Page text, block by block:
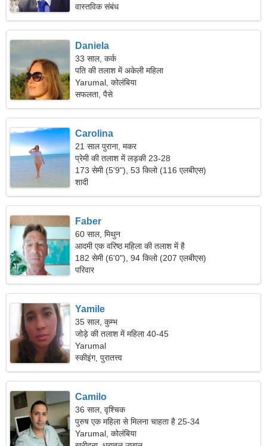
वास्तविक संबंध
Daniela
33 साल, कर्क
पति की तलाश में अकेली महिला
Yarumal, कोलंबिया
सफलता, पैसे
Carolina
21 साल पुराना, मकर
प्रेमी की तलाश में लड़की 23-28
173 सेमी (5'9"), 53 किलो (116 एलबीएस)
शादी
Faber
60 साल, मिथुन
आदमी एक वरिष्ठ महिला की तलाश में है
182 सेमी (6'0"), 94 किलो (207 एलबीएस)
परिवार
Yamile
35 साल, कुम्भ
जोड़े की तलाश में महिला 40-45
Yarumal
स्कीइंग, पुरातत्त्व
Camilo
36 साल, वृश्चिक
पुरुष एक महिला से मिलना चाहता है 25-34
Yarumal, कोलंबिया